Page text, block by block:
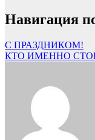
Навигация
С ПРАЗДНИКОМ!
КТО ИМЕННО